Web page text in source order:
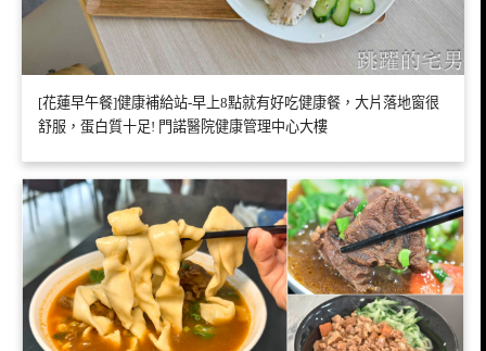
[花蓮早午餐]健康補給站-早上8點就有好吃健康餐，大片落地窗很
舒服，蛋白質十足! 門諾醫院健康管理中心大樓